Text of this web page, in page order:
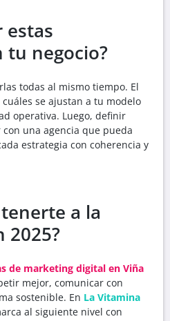
estas
tu negocio?
todas al mismo tiempo. El
se ajustan a tu modelo
operativa. Luego, definir
una agencia que pueda
estrategia con coherencia y
a la
2025?
de marketing digital en Viña
mejor, comunicar con
sostenible. En La Vitamina
al siguiente nivel con